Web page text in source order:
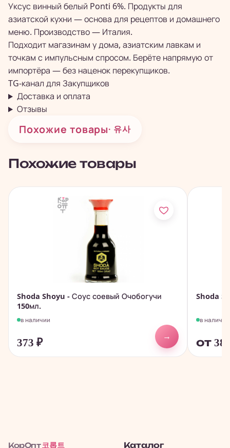
Уксус винный белый Ponti 6%. Продукты для
азиатской кухни — основа для рецептов и домашнего
меню. Производство — Италия.
Подходит магазинам у дома, азиатским лавкам и
точкам с импульсным спросом. Берёте напрямую от
импортёра — без наценок перекупщиков.
TG-канал для Закупщиков
Доставка и оплата
Отзывы
Похожие товары· 유사
Похожие товары
Shoda Shoyu - Соус соевый Очобогучи
150мл.
в наличии
373 ₽
→
Shoda
в наличии
от
КорОпт 코롭트 Каталог